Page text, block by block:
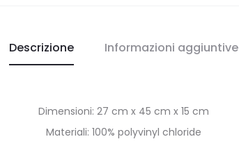
Descrizione Informazioni aggiuntive
Dimensioni: 27 cm x 45 cm x 15 cm
Materiali: 100% polyvinyl chloride